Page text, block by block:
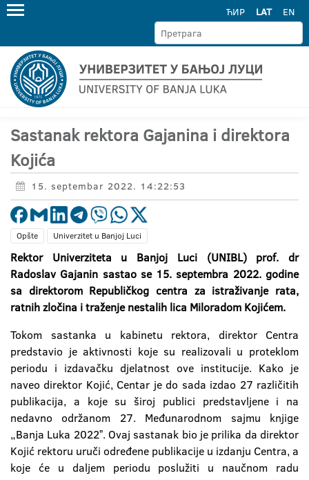
ЋИР LAT EN
Sastanak rektora Gajanina i direktora
Kojića
15. septembar 2022. 14:22:53
Opšte Univerzitet u Banjoj Luci
Rektor Univerziteta u Banjoj Luci (UNIBL) prof. dr
Radoslav Gajanin sastao se 15. septembra 2022. godine
sa direktorom Republičkog centra za istraživanje rata,
ratnih zločina i traženje nestalih lica Miloradom Kojićem.
Tokom sastanka u kabinetu rektora, direktor Centra
predstavio je aktivnosti koje su realizovali u proteklom
periodu i izdavačku djelatnost ove institucije. Kako je
naveo direktor Kojić, Centar je do sada izdao 27 različitih
publikacija, a koje su široj publici predstavljene i na
nedavno održanom 27. Međunarodnom sajmu knjige
„Banja Luka 2022ˮ. Ovaj sastanak bio je prilika da direktor
Kojić rektoru uruči određene publikacije u izdanju Centra, a
koje će u daljem periodu poslužiti u naučnom radu